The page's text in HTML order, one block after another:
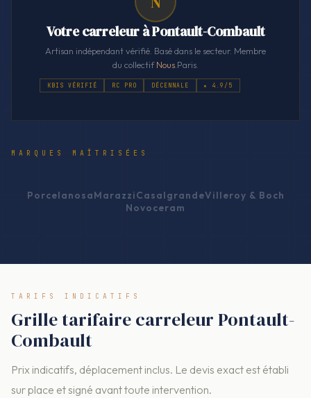
Votre carreleur à Pontault-Combault
Artisan indépendant vérifié. Basé dans le secteur. Membre
du collectifNous .Paris.
KBIS VÉRIFIÉ RC PRO DÉCENNALE ★ 4.9/5
MARQUES MAÎTRISÉES
PorcelanosaMarazziCasalgrandeVilleroy & Boch
Novoceram
TARIFS INDICATIFS
Grille tarifaire carreleur Pontault-
Combault
Prix indicatifs, déplacement inclus. Le devis exact est établi
sur place et signé avant toute intervention.